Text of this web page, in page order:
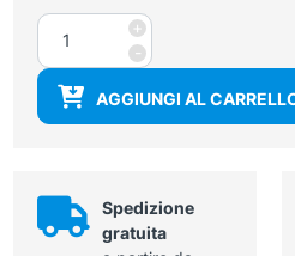
-
Lettino
vista
snodi
+
AGGIUNGI AL
Spedizione
gratuita